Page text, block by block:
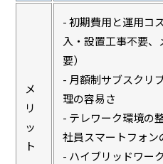
メ
リ
ッ
ト
- 初期費用と運用コ
入・設置工事不要
要）
- 月額制サブスクリ
理の容易さ
- テレワーク環境の
社員スマートフォン
- ハイブリッドワー